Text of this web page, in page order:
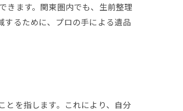
きます。関東圏内でも、生前整理
するために、プロの手による遺品
とを指します。これにより、自分